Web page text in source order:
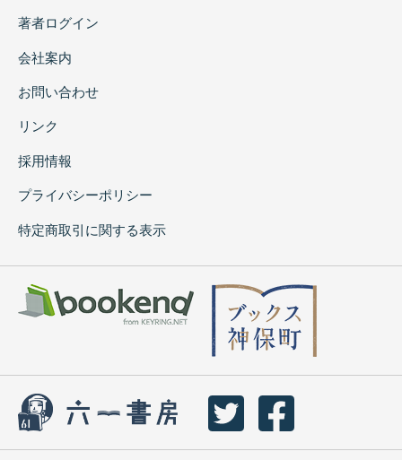
著者ログイン
会社案内
お問い合わせ
リンク
採用情報
プライバシーポリシー
特定商取引に関する表示